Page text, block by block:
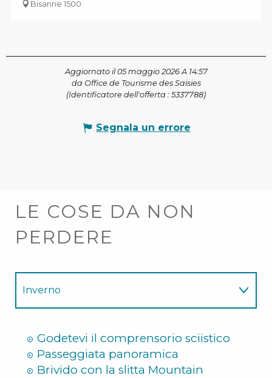
Bisanne 1500
Aggiornato il 05 maggio 2026 A 14:57
da Office de Tourisme des Saisies
(Identificatore dell'offerta : 5337788)
Segnala un errore
LE COSE DA NON
PERDERE
Inverno
Godetevi il comprensorio sciistico
Passeggiata panoramica
Brivido con la slitta Mountain